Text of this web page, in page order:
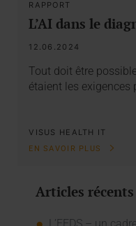
RAPPORT
L’AI dans le
12.06.2024
Tout doit être
étaient les exigences
VISUS HEALTH IT
EN SAVOIR PLUS
Articles récents